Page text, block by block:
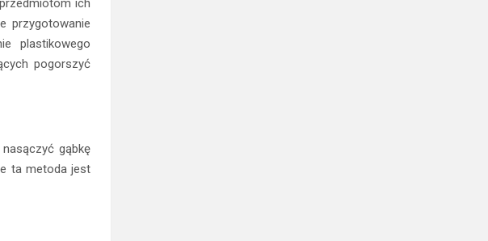
ich
przygotowanie
plastikowego
pogorszyć
gąbkę
ta metoda jest